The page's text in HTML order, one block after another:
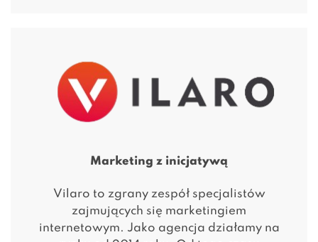
Marketing z inicjatywą
Vilaro to zgrany zespół specjalistów
zajmujących się marketingiem
internetowym. Jako agencja działamy na